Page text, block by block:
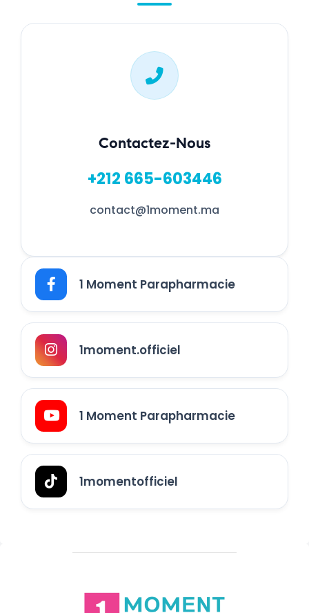
Contactez-Nous
+212 665-603446
contact@1moment.ma
1 Moment Parapharmacie
1moment.officiel
1 Moment Parapharmacie
1momentofficiel